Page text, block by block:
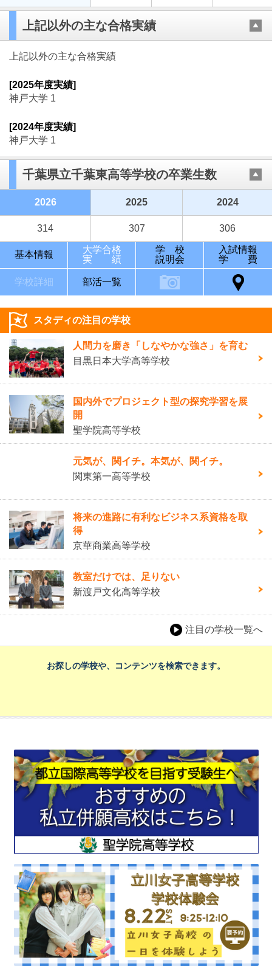
上記以外の主な合格実績
上記以外の主な合格実績
[2025年度実績]
神戸大学 1
[2024年度実績]
神戸大学 1
千葉県立千葉東高等学校の卒業生数
2026 2025 2024
314 307 306
基本情報
大学合格
実 績
学 校
説明会
入試情報
学 費
学校詳細 部活一覧
スタディの注目の学校
人間力を磨き「しなやかな強さ」を育む
目黒日本大学高等学校
国内外でプロジェクト型の探究学習を展
開
聖学院高等学校
元気が、関イチ。本気が、関イチ。
関東第一高等学校
将来の進路に有利なビジネス系資格を取
得
京華商業高等学校
教室だけでは、足りない
新渡戸文化高等学校
注目の学校一覧へ
お探しの学校や、コンテンツを検索できます。